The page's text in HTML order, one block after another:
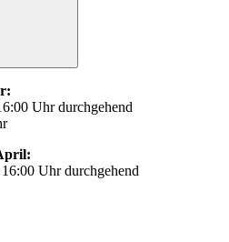
Uhr durchgehend
Uhr durchgehend